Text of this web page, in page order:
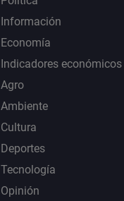
Información
Economía
Indicadores económicos
Agro
Ambiente
Cultura
Deportes
Tecnología
Opinión